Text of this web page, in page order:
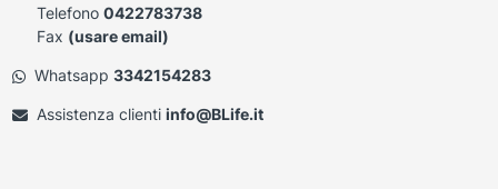
Telefono 0422783738
Fax (usare email)
Whatsapp 3342154283
Assistenza clienti info@BLife.it